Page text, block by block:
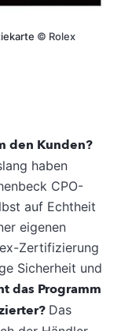
© Rolex
den Kunden?
haben
CPO-
auf Echtheit
eigenen
Zertifizierung
Sicherheit und
das Programm
Das